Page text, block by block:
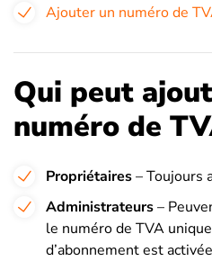
Ajouter un numéro de
Qui peut
numéro de
Propriétaires– Toujours
Administrateurs–
le numéro de TVA
d’abonnement est